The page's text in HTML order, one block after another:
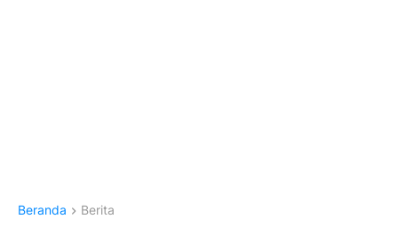
Beranda Berita